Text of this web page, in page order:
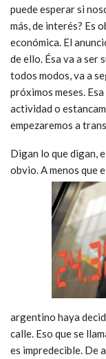
puede esperar si
más, de interés? Es
económica. El
de ello. Ésa va a ser
todos modos, va a
próximos meses.
actividad o
empezaremos a
Digan lo que digan,
obvio. A menos que
argentino haya
calle. Eso que se
es impredecible. De